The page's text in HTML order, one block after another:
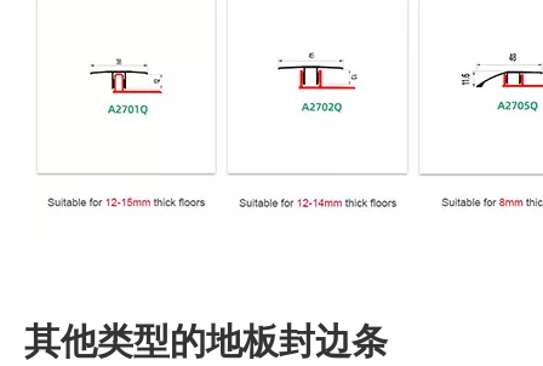
其他类型的地板封边条